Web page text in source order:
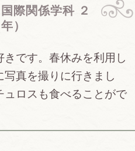
国際関係学科 ２
年）
です。春休みを利用し
真を撮りに行きまし
ュロスも食べることがで